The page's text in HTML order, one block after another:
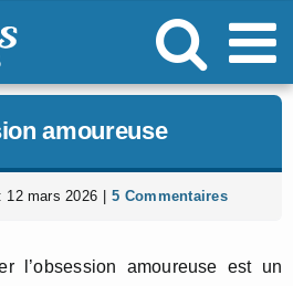
amoureuse
12 mars 2026 5 Commentaires
l’obsession amoureuse est un